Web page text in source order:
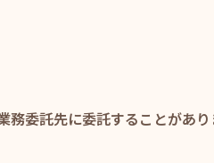
委託先に委託することがあ